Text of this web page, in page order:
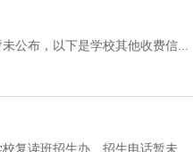
公布，以下是学校其他收费信...
复读班招生办、招生电话暂未...